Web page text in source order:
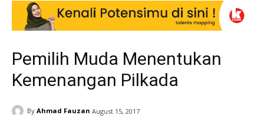
Pemilih Muda Menentukan
Kemenangan Pilkada
By Ahmad Fauzan August 15, 2017